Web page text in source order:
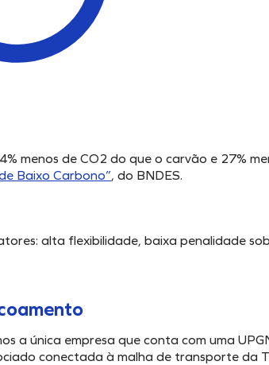
menos de CO2 do que o carvão e 27%
Baixo Carbono”, do BNDES.
alta flexibilidade, baixa penalidade
a única empresa que conta com uma
conectada à malha de transporte da